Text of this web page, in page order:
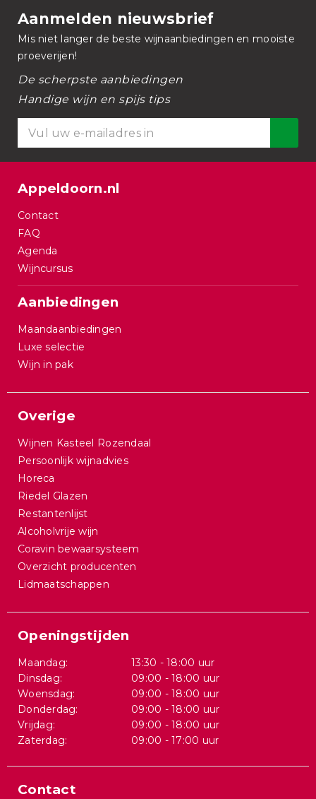
Aanmelden nieuwsbrief
Mis niet langer de beste wijnaanbiedingen en mooiste
proeverijen!
De scherpste aanbiedingen
Handige wijn en spijs tips
Appeldoorn.nl
Contact
FAQ
Agenda
Wijncursus
Aanbiedingen
Maandaanbiedingen
Luxe selectie
Wijn in pak
Overige
Wijnen Kasteel Rozendaal
Persoonlijk wijnadvies
Horeca
Riedel Glazen
Restantenlijst
Alcoholvrije wijn
Coravin bewaarsysteem
Overzicht producenten
Lidmaatschappen
Openingstijden
Maandag:
13:30 - 18:00 uur
Dinsdag:
09:00 - 18:00 uur
Woensdag:
09:00 - 18:00 uur
Donderdag:
09:00 - 18:00 uur
Vrijdag:
09:00 - 18:00 uur
Zaterdag:
09:00 - 17:00 uur
Contact